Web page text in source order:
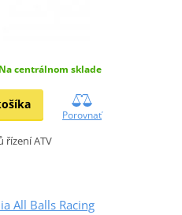
Na centrálnom sklade
Porovnať
řízení ATV
All Balls Racing